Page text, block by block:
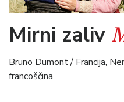
Mirni zaliv
Bruno Dumont / Francija,
francoščina